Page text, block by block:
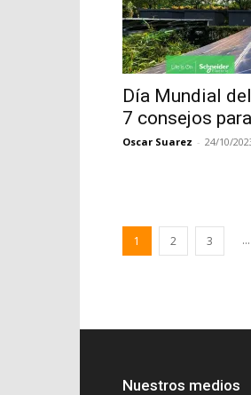
Día Mundial
7 consejos
Oscar Suarez - 24/10/
1 2 3 ...
Nuestros medios